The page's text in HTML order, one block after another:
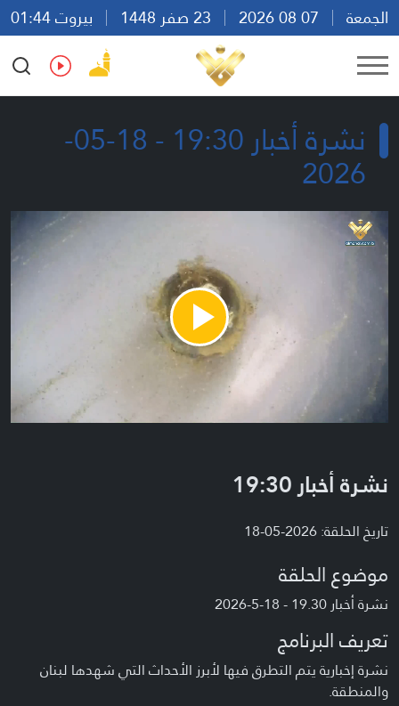
الجمعة
بيروت 01:44
Ar
En Fr Es
نشرة أخبار 19:30 - 18-05-
2026
Play
Video
نشرة أخبار 19:30
تاريخ الحلقة: 2026-05-18
موضوع الحلقة
نشرة أخبار 19.30 - 18-5-2026
تعريف البرنامج
نشرة إخبارية يتم التطرق فيها لأبرز الأحداث التي شهدها لبنان
والمنطقة.